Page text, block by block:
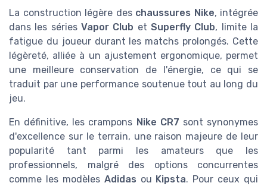
La construction légère des chaussures Nike, intégrée
dans les séries Vapor Club etSuperfly Club, limite la
fatigue du joueur durant les matchs prolongés. Cette
légèreté, alliée à un ajustement ergonomique, permet
une meilleure conservation de l'énergie, ce qui se
traduit par une performance soutenue tout au long du
jeu.
En définitive, les crampons Nike CR7 sont synonymes
d'excellence sur le terrain, une raison majeure de leur
popularité tant parmi les amateurs que les
professionnels, malgré des options concurrentes
comme les modèles Adidas ou Kipsta. Pour ceux qui